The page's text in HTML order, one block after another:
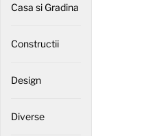
Casa si Gradina
Constructii
Design
Diverse